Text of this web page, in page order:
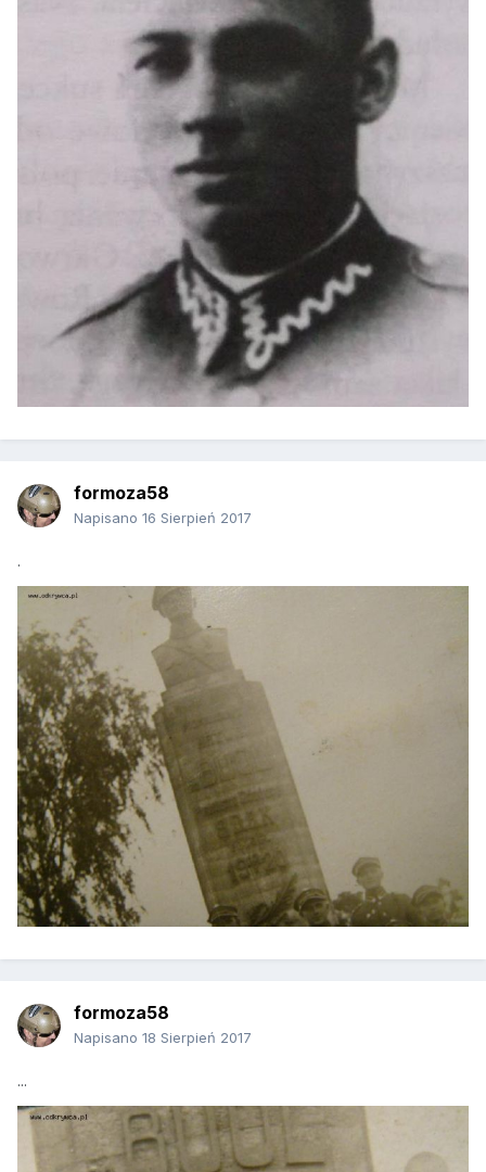
formoza58
Napisano 16 Sierpień 2017
.
formoza58
Napisano 18 Sierpień 2017
...